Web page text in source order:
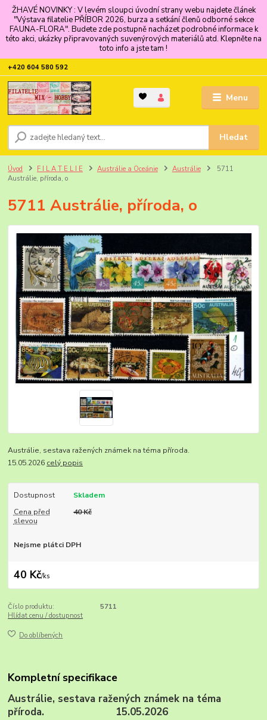
ŽHAVÉ NOVINKY : V levém sloupci úvodní strany webu najdete článek
"Výstava filatelie PŘÍBOR 2026, burza a setkání členů odborné sekce
FAUNA-FLORA". Budete zde postupně nacházet podrobné informace k
této akci, ukázky připravovaných suvenýrových materiálů atd. Klepněte na
toto info a jste tam !
Menu
Hledat
+420 604 580 592
Úvod F I L A T E L I E Austrálie a Oceánie Austrálie
5711
Austrálie, příroda, o
5711 Austrálie, příroda, o
Austrálie, sestava ražených známek na téma příroda.
15.05.2026 celý popis
Dostupnost
Skladem
Cena před
slevou
40 Kč
Nejsme plátci DPH
40 Kč/ks
Číslo produktu:
5711
Hlídat cenu / dostupnost
Do oblíbených
Kompletní specifikace
Austrálie, sestava ražených známek na téma
příroda. 15.05.2026